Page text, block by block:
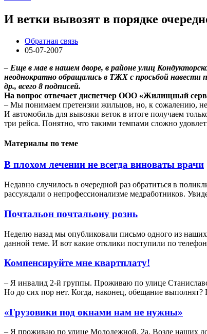
И ветки вывозят в порядке
Обратная связь
05-07-2007
– Еще в мае в нашем дворе, в районе улиц
неоднократно обращались в ТЖХ с просьбой навести
др., всего 8 подписей.
На вопрос отвечает диспетчер ООО «Жилищный
– Мы понимаем претензии жильцов, но, к сожалению, не
И автомобиль для вывозки веток в итоге получаем
три рейса. Понятно, что такими темпами сложно
Материалы по теме
В плохом лечении не всегда виноваты врачи
Недавно случилось в очередной раз обратиться в
рассуждали о непрофессионализме медработников.
Почтальон почтальону рознь
Неделю назад мы опубликовали письмо одного из наших
данной теме. И вот какие отклики поступили по
Компенсируйте мне квартплату!
– Я инвалид 2-й группы. Проживаю по улице
Но до сих пор нет. Когда, наконец, обещание
«Грузовики под окнами нам не нужны»
– Я проживаю по улице Молодежной, 2а. Возле наших